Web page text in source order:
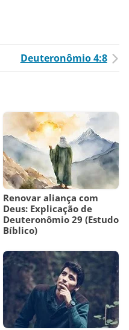
Deuteronômio 4:8
Renovar aliança com
Deus: Explicação de
Deuteronômio 29 (Estudo
Bíblico)